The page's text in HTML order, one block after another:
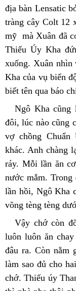
địa bàn Lensatic
tràng cây Colt 12
mỹ  mà Xuân đã
Thiếu Úy Kha
xuống. Xuân
Kha của vụ biến
biết tên qua báo
Ngô Kha cũng
đôi, lúc nào cũng
vợ chồng
khác. Anh chàng
ráy. Mỗi lần ăn
nước mắm.
lần hồi, Ngô Kha
võng tèng tèng
Vậy chớ còn
luôn luôn ăn
đâu ra. Còn nằm
làm sao đủ cho
chớ. Thiếu úy